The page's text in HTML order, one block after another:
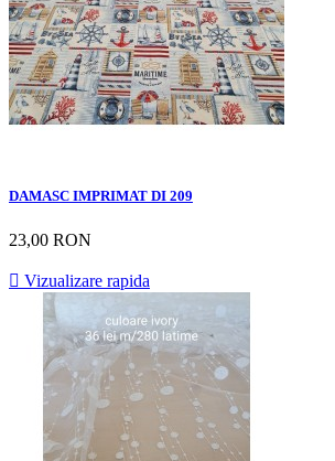
DAMASC IMPRIMAT DI 209
23,00 RON
 Vizualizare rapida